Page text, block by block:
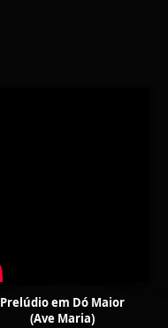
Prelúdio em Dó Maior
(Ave Maria)